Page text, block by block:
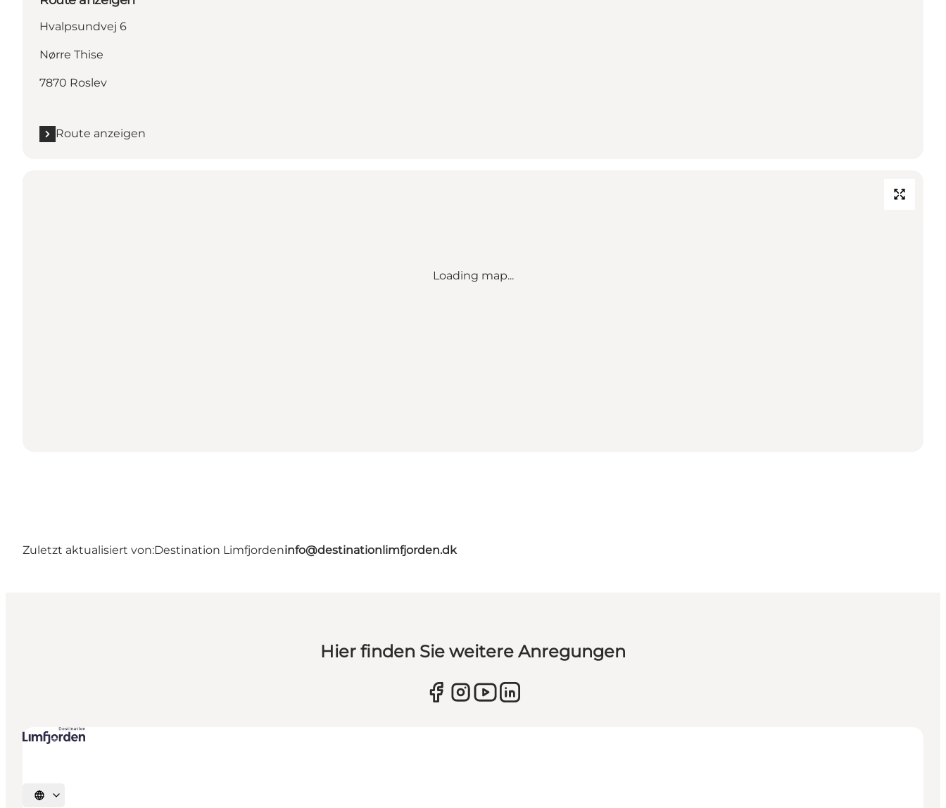
Hvalpsundvej 6
Nørre Thise
7870 Roslev
Route anzeigen
Loading map...
Zuletzt aktualisiert von:Destination Limfjordeninfo@destinationlimfjorden.dk
Hier finden Sie weitere Anregungen
Sprache auswählen